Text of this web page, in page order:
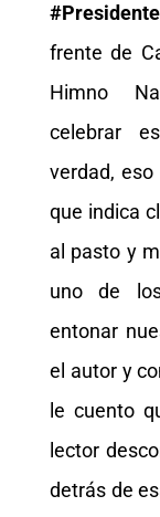
frente de
Himno
celebrar
verdad,
que indica
al pasto y
uno de
entonar
el autor y
le cuento
lector
detrás de